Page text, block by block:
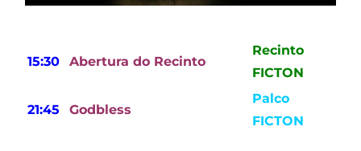
15:30 Abertura do Recinto
Recinto
FICTON
21:45 Godbless
Palco
FICTON